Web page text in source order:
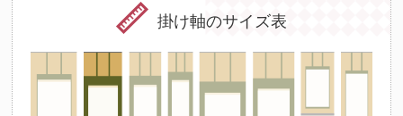
掛け軸のサイズ表